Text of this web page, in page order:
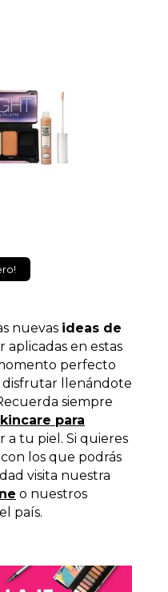
nuevas ideas de
aplicadas en estas
perfecto
llenándote
siempre
para
a tu piel. Si quieres
los que podrás
visita nuestra
o nuestros
país.